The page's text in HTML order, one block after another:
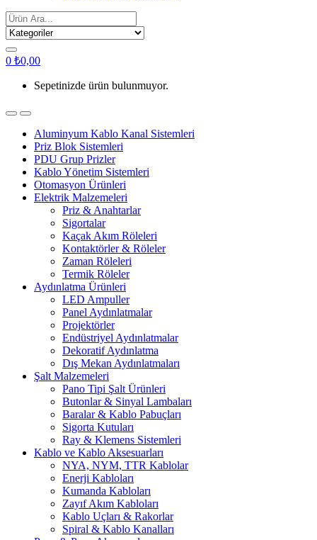
Search
for:
0 ₺0,00
Sepetinizde ürün bulunmuyor.
Aluminyum Kablo Kanal Sistemleri
Priz Blok Sistemleri
PDU Grup Prizler
Kablo Yönetim Sistemleri
Otomasyon Ürünleri
Elektrik Malzemeleri
Priz & Anahtarlar
Sigortalar
Kaçak Akım Röleleri
Kontaktörler & Röleler
Zaman Röleleri
Termik Röleler
Aydınlatma Ürünleri
LED Ampuller
Panel Aydınlatmalar
Projektörler
Endüstriyel Aydınlatmalar
Dekoratif Aydınlatma
Dış Mekan Aydınlatmaları
Şalt Malzemeleri
Pano Tipi Şalt Ürünleri
Butonlar & Sinyal Lambaları
Baralar & Kablo Pabuçları
Sigorta Kutuları
Ray & Klemens Sistemleri
Kablo ve Kablo Aksesuarları
NYA, NYM, TTR Kablolar
Enerji Kabloları
Kumanda Kabloları
Zayıf Akım Kabloları
Kablo Uçları & Rakorlar
Spiral & Kablo Kanalları